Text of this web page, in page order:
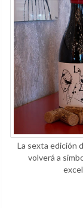
La sexta edición
volverá a